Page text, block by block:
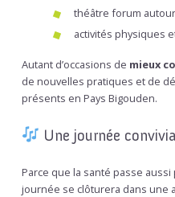
théâtre forum
activités physiques
Autant d’occasions de mieux
de nouvelles pratiques et de
présents en Pays Bigouden.
Une journée
Parce que la santé passe
journée se clôturera dans une